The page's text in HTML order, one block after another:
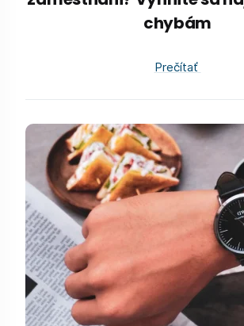
chybám
Prečítať